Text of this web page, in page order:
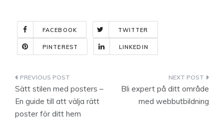
FACEBOOK TWITTER
PINTEREST LINKEDIN
Indlægsnavigation
Sätt stilen med posters –
En guide till att välja rätt
poster för ditt hem
Bli expert på ditt område
med webbutbildning